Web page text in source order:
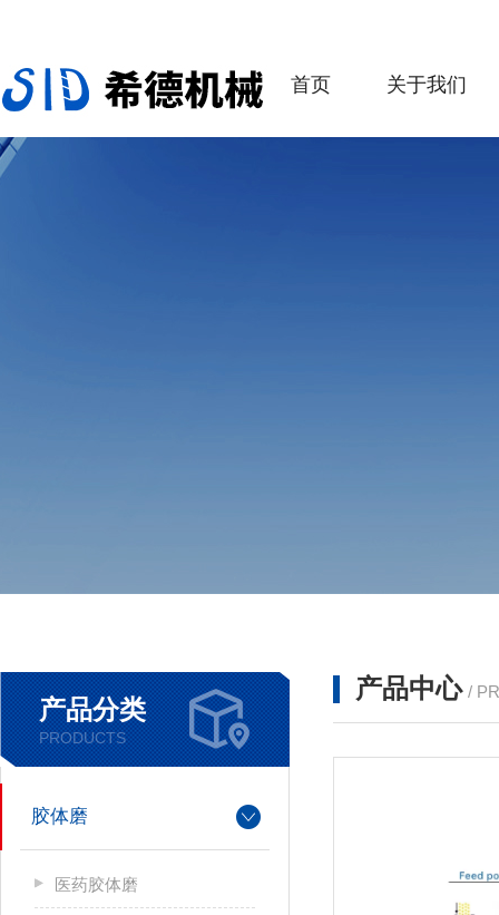
首页 关于我们
产品分类
PRODUCTS
胶体磨
医药胶体磨
产品中心 /